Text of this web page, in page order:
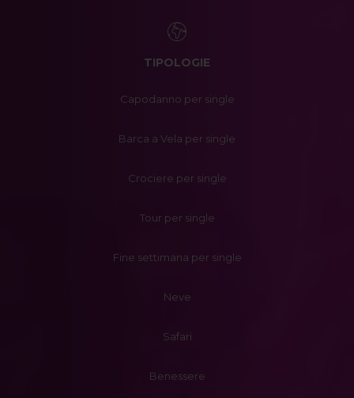
TIPOLOGIE
Capodanno per single
Barca a Vela per single
Crociere per single
Tour per single
Fine settimana per single
Neve
Safari
Benessere